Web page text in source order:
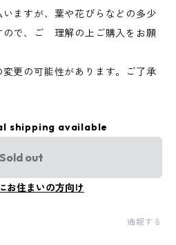
ますが、葉や花びらなどの多少
ので、ご 理解の上ご購入をお願
更の可能性があります。ご了承
shipping available
Sold out
お住まいの方向け
通報する